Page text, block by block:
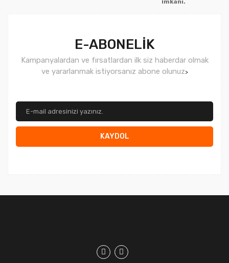
imkanı.
E-ABONELİK
Kampanyalardan ve fırsatlardan ilk siz haberdar olmak
ve yararlanmak istiyorsanız abone olunuz>
KAYDOL